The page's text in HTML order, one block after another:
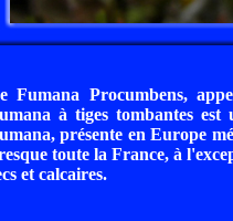
Fumana Procumbens,
à tiges tombantes
présente en Europe
toute la France, à
et calcaires.